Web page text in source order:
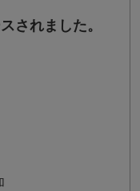
されました。